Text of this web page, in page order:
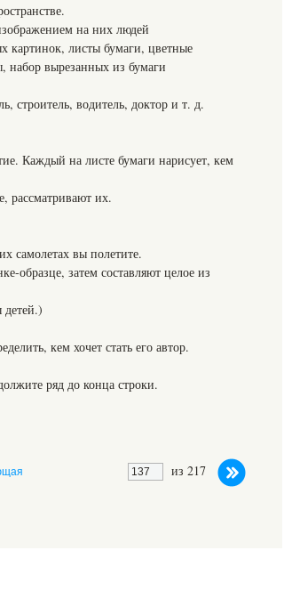
на них людей
картинок, листы бумаги, цветные
набор вырезанных из бумаги
строитель, водитель, доктор и т. д.
Каждый на листе бумаги нарисует, кем
рассматривают их.
вы полетите.
образце, затем составляют целое из
кем хочет стать его автор.
ряд до конца строки.
из 217